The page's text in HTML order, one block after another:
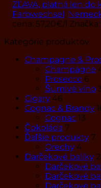
ZĽAVA, platná len do
Farbwechsel ,
cena: 57,20€/l Značka:
Kategórie produktov
Champagne &
Champagne
Prosecco 6
Šumivé víno
Cigary 46
Cognac & Brandy
Cognac 13
Čokoláda 7
Ďaľšie produkty 7
Orechy 4
Darčekové balíky
Darčekové
Darčekové
Darčekové